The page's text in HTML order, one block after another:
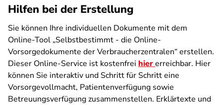
Hilfen bei der Erstellung
Sie können Ihre individuellen Dokumente mit dem
Online-Tool „Selbstbestimmt - die Online-
Vorsorgedokumente der Verbraucherzentralen“ erstellen.
Dieser Online-Service ist kostenfrei hiererreichbar. Hier
können Sie interaktiv und Schritt für Schritt eine
Vorsorgevollmacht, Patientenverfügung sowie
Betreuungsverfügung zusammenstellen. Erklärtexte und